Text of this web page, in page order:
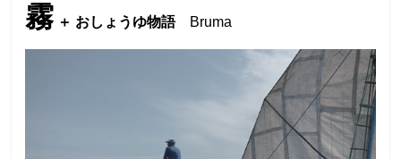
霧 ＋ おしょうゆ物語Bruma